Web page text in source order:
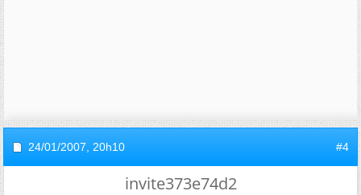
24/01/2007, 20h10 #4
invite373e74d2